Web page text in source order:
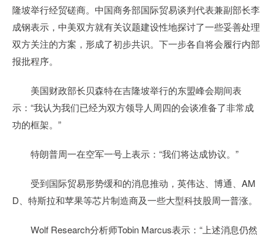
隆坡举行经贸磋商。中国商务部国际贸易谈判代表兼副部长李
成钢表示，中美双方就有关议题建设性地探讨了一些妥善处理
双方关注的方案，形成了初步共识。下一步各自将会履行内部
报批程序。
美国财政部长贝森特在吉隆坡举行的东盟峰会期间表
示：“我认为我们已经为双方领导人周四的会谈准备了非常成
功的框架。”
特朗普周一在空军一号上表示：“我们将达成协议。”
受到国际贸易形势缓和的消息推动，英伟达、博通、AM
D、特斯拉和苹果等芯片制造商及一些大型科技股周一普涨。
Wolf Research分析师Tobin Marcus表示：“上述消息仍然